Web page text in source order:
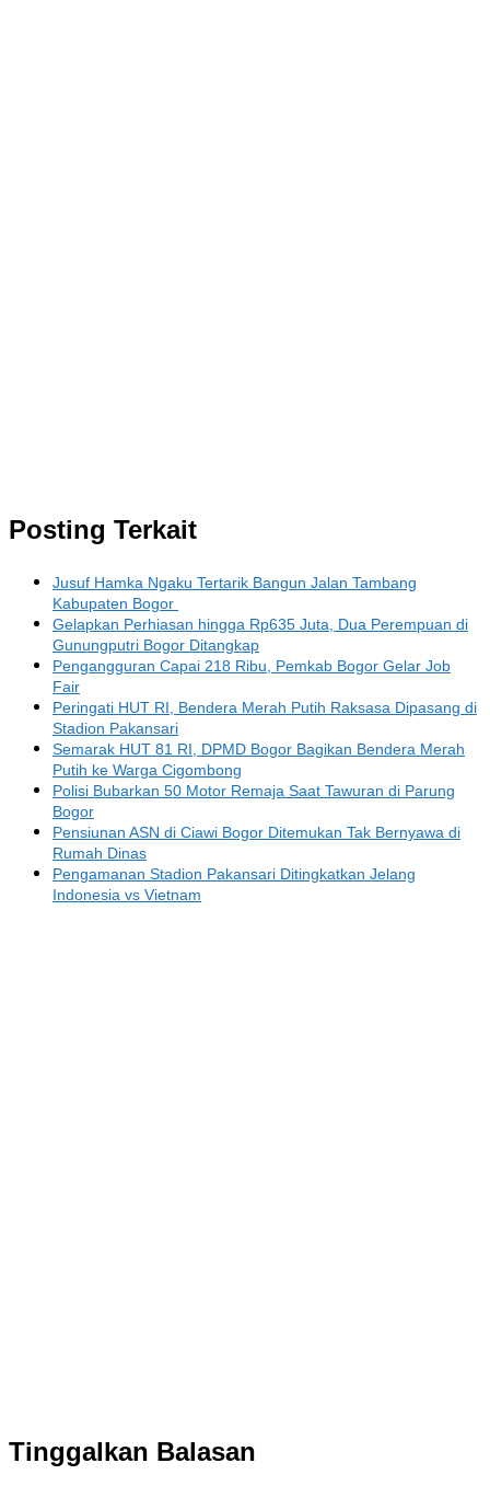
Posting Terkait
Jusuf Hamka Ngaku Tertarik Bangun Jalan Tambang
Kabupaten Bogor
Gelapkan Perhiasan hingga Rp635 Juta, Dua Perempuan di
Gunungputri Bogor Ditangkap
Pengangguran Capai 218 Ribu, Pemkab Bogor Gelar Job
Fair
Peringati HUT RI, Bendera Merah Putih Raksasa Dipasang di
Stadion Pakansari
Semarak HUT 81 RI, DPMD Bogor Bagikan Bendera Merah
Putih ke Warga Cigombong
Polisi Bubarkan 50 Motor Remaja Saat Tawuran di Parung
Bogor
Pensiunan ASN di Ciawi Bogor Ditemukan Tak Bernyawa di
Rumah Dinas
Pengamanan Stadion Pakansari Ditingkatkan Jelang
Indonesia vs Vietnam
Tinggalkan Balasan